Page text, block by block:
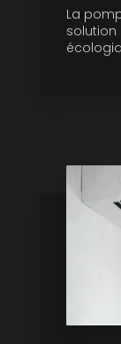
La
solution